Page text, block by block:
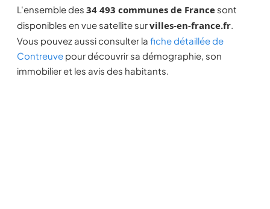
L'ensemble des 34 493 communes de France sont
disponibles en vue satellite survilles-en-france.fr.
Vous pouvez aussi consulter la fiche détaillée de
Contreuve pour découvrir sa démographie, son
immobilier et les avis des habitants.